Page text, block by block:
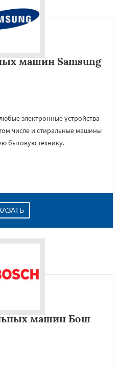
машин Samsung
электронные устройства
числе и стиральные машины
бытовую технику.
машин Бош